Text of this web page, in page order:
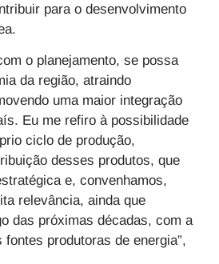
para o desenvolvimento
o planejamento, se possa
da região, atraindo
uma maior integração
Eu me refiro à possibilidade
ciclo de produção,
desses produtos, que
e, convenhamos,
relevância, ainda que
das próximas décadas, com a
produtoras de energia”,